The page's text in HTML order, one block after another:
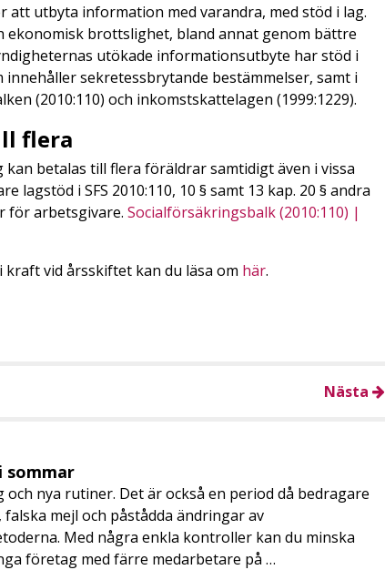
utbyta information med varandra, med stöd i lag.
brottslighet, bland annat genom bättre
utökade informationsutbyte har stöd i
sekretessbrytande bestämmelser, samt i
(2010:110) och inkomstskattelagen (1999:1229).
flera
betalas till flera föräldrar samtidigt även i vissa
i SFS 2010:110, 10 § samt 13 kap. 20 § andra
för arbetsgivare. Socialförsäkringsbalk (2010:110) |
vid årsskiftet kan du läsa om här.
Nästa
sommar
nya rutiner. Det är också en period då bedragare
mejl och påstådda ändringar av
Med några enkla kontroller kan du minska
företag med färre medarbetare på …